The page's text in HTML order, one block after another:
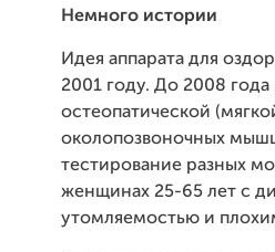
Немного истории
Идея аппарата для
2001 году. До 2008
остеопатической
околопозвоночных
тестирование разных
женщинах 25-65 лет с
утомляемостью и